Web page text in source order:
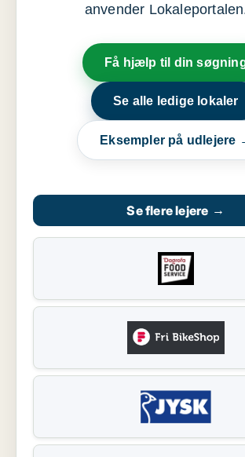
anvender
Få hjælp til din
Se alle ledige lokaler
Eksempler på udlejere
Se flere lejere →